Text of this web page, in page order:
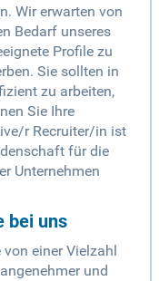
Wir erwarten von
Bedarf unseres
Profile zu
Sie sollten in
zu arbeiten,
Sie Ihre
r Recruiter/in ist
für die
Unternehmen
bei uns
einer Vielzahl
und